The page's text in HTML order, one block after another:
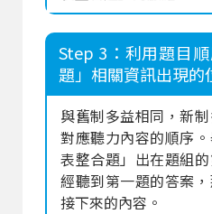
Step 3：利用題目
題」相關資訊出現的
與舊制多益相同，新
對應聽力內容的順序
表整合題」出在題組
經聽到第一題的答案
接下來的內容。